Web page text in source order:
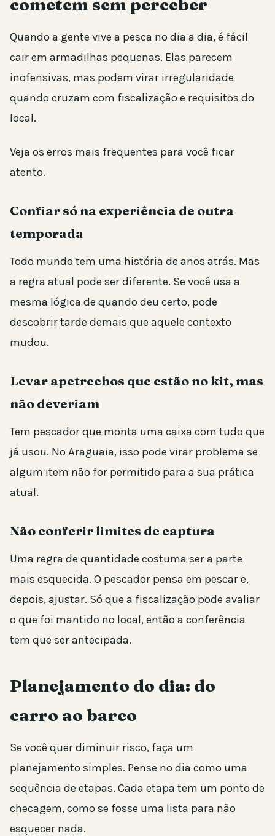
cometem sem perceber
Quando a gente vive a pesca no dia a dia, é fácil
cair em armadilhas pequenas. Elas parecem
inofensivas, mas podem virar irregularidade
quando cruzam com fiscalização e requisitos do
local.
Veja os erros mais frequentes para você ficar
atento.
Confiar só na experiência de outra
temporada
Todo mundo tem uma história de anos atrás. Mas
a regra atual pode ser diferente. Se você usa a
mesma lógica de quando deu certo, pode
descobrir tarde demais que aquele contexto
mudou.
Levar apetrechos que estão no kit, mas
não deveriam
Tem pescador que monta uma caixa com tudo que
já usou. No Araguaia, isso pode virar problema se
algum item não for permitido para a sua prática
atual.
Não conferir limites de captura
Uma regra de quantidade costuma ser a parte
mais esquecida. O pescador pensa em pescar e,
depois, ajustar. Só que a fiscalização pode avaliar
o que foi mantido no local, então a conferência
tem que ser antecipada.
Planejamento do dia: do
carro ao barco
Se você quer diminuir risco, faça um
planejamento simples. Pense no dia como uma
sequência de etapas. Cada etapa tem um ponto de
checagem, como se fosse uma lista para não
esquecer nada.